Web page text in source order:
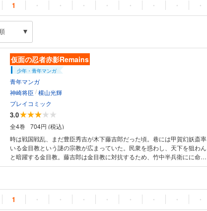
1 ・ ・ ・ ・ ・ ・ ・ ・
仮面の忍者赤影Remains
少年・青年マンガ
青年マンガ
神崎将臣 /横山光輝
プレイコミック
3.0
全4巻
704円 (税込)
時は戦国戦乱、まだ豊臣秀吉が木下藤吉郎だった頃。巷には甲賀幻妖斎率
いる金目教という謎の宗教が広まっていた。民衆を惑わし、天下を狙わん
と暗躍する金目教。藤吉郎は金目教に対抗するため、竹中半兵衛にに命
じ“影一族頭首・赤影”を探させるが…。
1 ・ ・ ・ ・ ・ ・ ・ ・